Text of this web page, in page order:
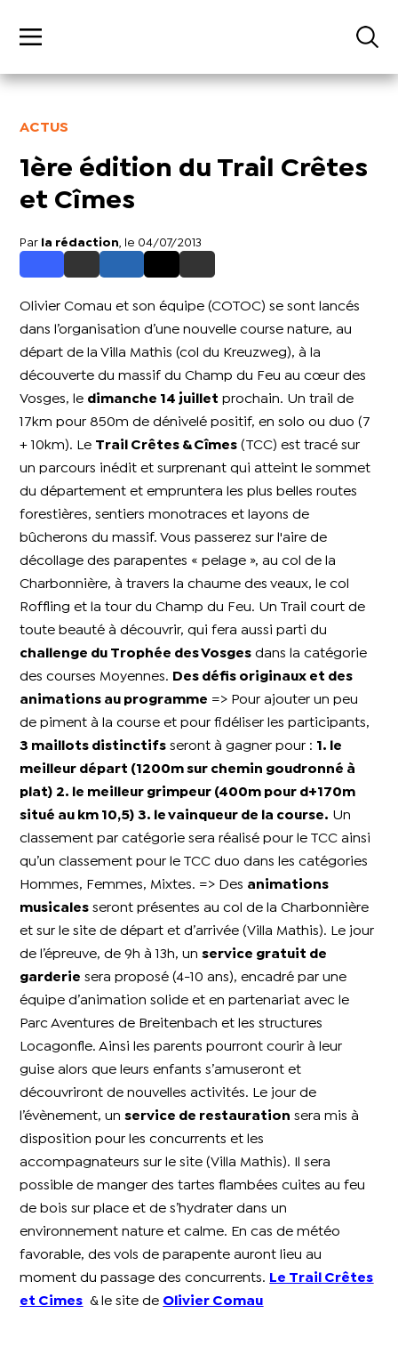
ACTUS
1ère édition du Trail Crêtes
et Cîmes
Par la rédaction , le 04/07/2013
Olivier Comau et son équipe (COTOC) se sont lancés
dans l’organisation d’une nouvelle course nature, au
départ de la Villa Mathis (col du Kreuzweg), à la
découverte du massif du Champ du Feu au cœur des
Vosges, le dimanche 14 juillet prochain. Un trail de
17km pour 850m de dénivelé positif, en solo ou duo (7
+ 10km). Le Trail Crêtes & Cîmes (TCC) est tracé sur
un parcours inédit et surprenant qui atteint le sommet
du département et empruntera les plus belles routes
forestières, sentiers monotraces et layons de
bûcherons du massif. Vous passerez sur l'aire de
décollage des parapentes « pelage », au col de la
Charbonnière, à travers la chaume des veaux, le col
Roffling et la tour du Champ du Feu. Un Trail court de
toute beauté à découvrir, qui fera aussi parti du
challenge du Trophée des Vosges dans la catégorie
des courses Moyennes.
Des défis originaux et des
animations au programme => Pour ajouter un peu
de piment à la course et pour fidéliser les participants,
3 maillots distinctifs seront à gagner pour : 1. le
meilleur départ (1200m sur chemin goudronné à
plat) 2. le meilleur grimpeur (400m pour d+170m
situé au km 10,5) 3. le vainqueur de la course. Un
classement par catégorie sera réalisé pour le TCC ainsi
qu’un classement pour le TCC duo dans les catégories
Hommes, Femmes, Mixtes. => Des animations
musicales seront présentes au col de la Charbonnière
et sur le site de départ et d’arrivée (Villa Mathis). Le jour
de l’épreuve, de 9h à 13h, unservice gratuit de
garderie sera proposé (4-10 ans), encadré par une
équipe d’animation solide et en partenariat avec le
Parc Aventures de Breitenbach et les structures
Locagonfle. Ainsi les parents pourront courir à leur
guise alors que leurs enfants s’amuseront et
découvriront de nouvelles activités. Le jour de
l’évènement, unservice de restauration sera mis à
disposition pour les concurrents et les
accompagnateurs sur le site (Villa Mathis). Il sera
possible de manger des tartes flambées cuites au feu
de bois sur place et de s’hydrater dans un
environnement nature et calme. En cas de météo
favorable, des vols de parapente auront lieu au
moment du passage des concurrents.
Le Trail Crêtes
et Cimes
& le site de Olivier Comau